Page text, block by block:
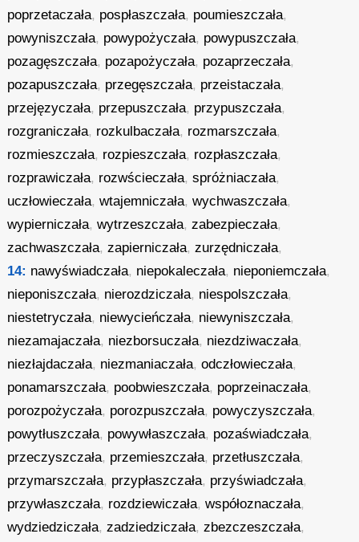
poprzetaczała, pospłaszczała, poumieszczała,
powyniszczała, powypożyczała, powypuszczała,
pozagęszczała, pozapożyczała, pozaprzeczała,
pozapuszczała, przegęszczała, przeistaczała,
przejęzyczała, przepuszczała, przypuszczała,
rozgraniczała, rozkulbaczała, rozmarszczała,
rozmieszczała, rozpieszczała, rozpłaszczała,
rozprawiczała, rozwścieczała,spróżniaczała,
uczłowieczała,wtajemniczała,wychwaszczała,
wypierniczała,wytrzeszczała,zabezpieczała,
zachwaszczała,zapierniczała,zurzędniczała,
14: nawyświadczała, niepokaleczała, nieponiemczała,
nieponiszczała, nierozdziczała, niespolszczała,
niestetryczała, niewycieńczała, niewyniszczała,
niezamajaczała, niezborsuczała, niezdziwaczała,
niezłajdaczała, niezmaniaczała,odczłowieczała,
ponamarszczała, poobwieszczała, poprzeinaczała,
porozpożyczała, porozpuszczała, powyczyszczała,
powytłuszczała, powywłaszczała, pozaświadczała,
przeczyszczała, przemieszczała, przetłuszczała,
przymarszczała, przypłaszczała, przyświadczała,
przywłaszczała, rozdziewiczała,współoznaczała,
wydziedziczała,zadziedziczała,zbezczeszczała,